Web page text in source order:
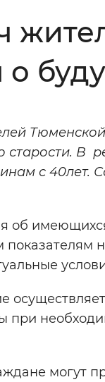
настройки
старости. В
с
об
при
могут